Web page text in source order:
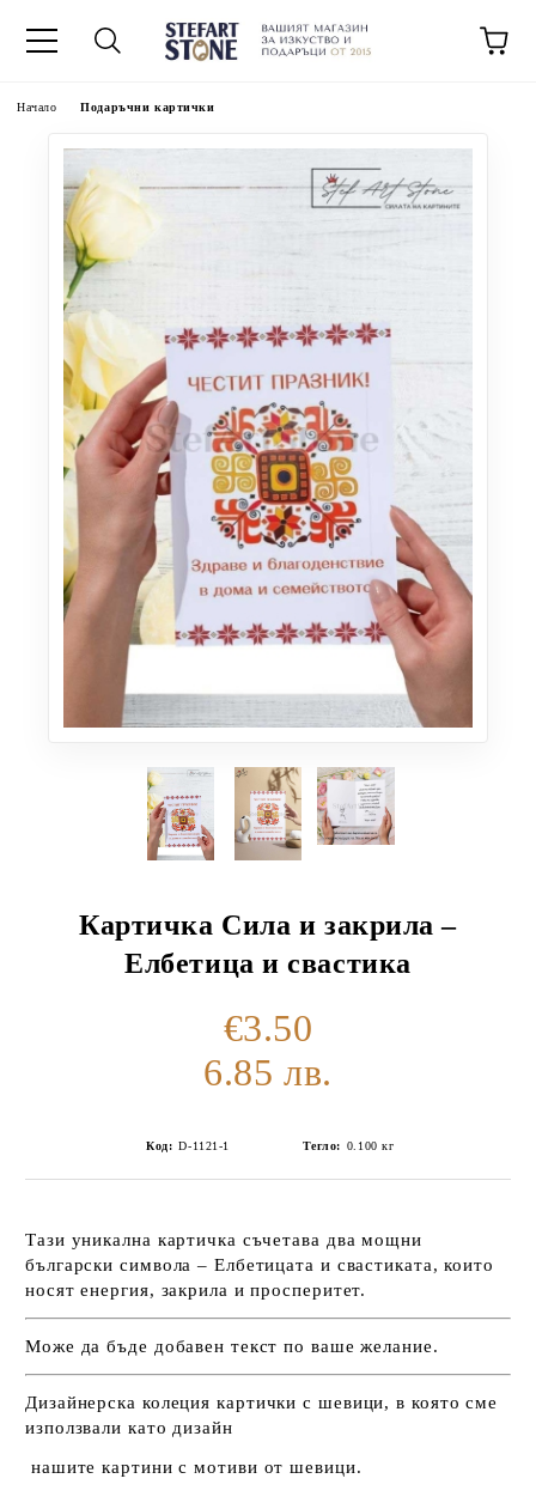
Начало Подаръчни картички
Картичка Сила и закрила –
Елбетица и свастика
€3.50
6.85 лв.
Код: D-1121-1 Тегло: 0.100 кг
Тази уникална картичка съчетава два мощни
български символа – Елбетицата и свастиката, които
носят енергия, закрила и просперитет.
Може да бъде добавен текст по ваше желание.
Дизайнерска колеция картички с шевици, в която сме
използвали като дизайн
нашитекартини с мотиви от шевици.